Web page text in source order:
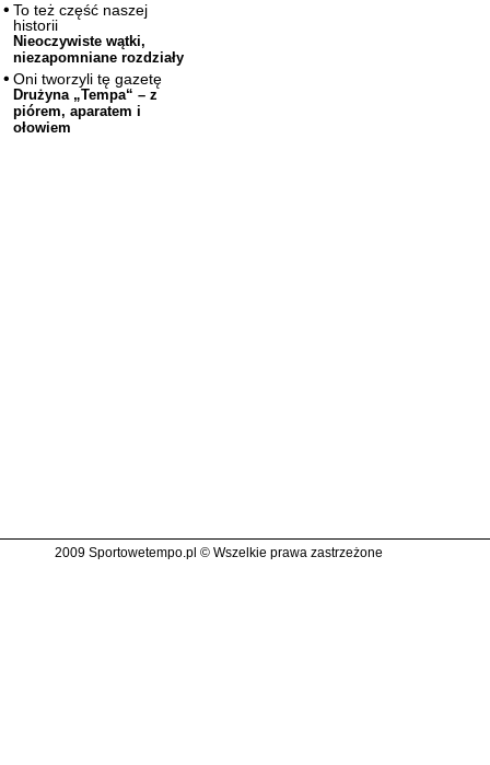
To też część naszej
historii
Nieoczywiste wątki,
niezapomniane rozdziały
Oni tworzyli tę gazetę
Drużyna „Tempa“ – z
piórem, aparatem i
ołowiem
2009 Sportowetempo.pl © Wszelkie prawa zastrzeżone